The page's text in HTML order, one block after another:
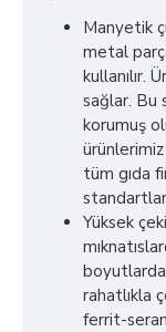
Manyetik
metal
kullanılır.
sağlar. Bu
korumuş
ürünlerimiz
tüm gıda
Yüksek
rahatlıkla
ferrit-